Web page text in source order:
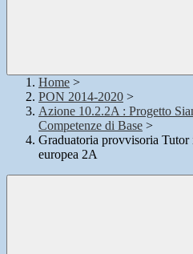
Home >
PON 2014-2020 >
Azione 10.2.2A : Progetto
Competenze di Base >
Graduatoria provvisoria
europea 2A